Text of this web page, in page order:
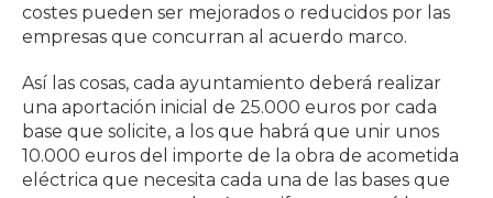
costes pueden ser mejorados o reducidos por las
empresas que concurran al acuerdo marco.
Así las cosas, cada ayuntamiento deberá realizar
una aportación inicial de 25.000 euros por cada
base que solicite, a los que habrá que unir unos
10.000 euros del importe de la obra de acometida
eléctrica que necesita cada una de las bases que